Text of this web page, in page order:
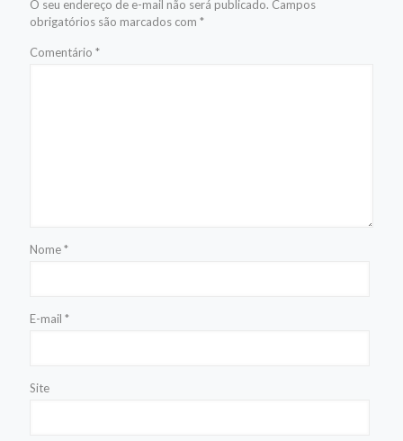
O seu endereço de e-mail não será publicado. Campos
obrigatórios são marcados com *
Comentário *
Nome*
E-mail *
Site